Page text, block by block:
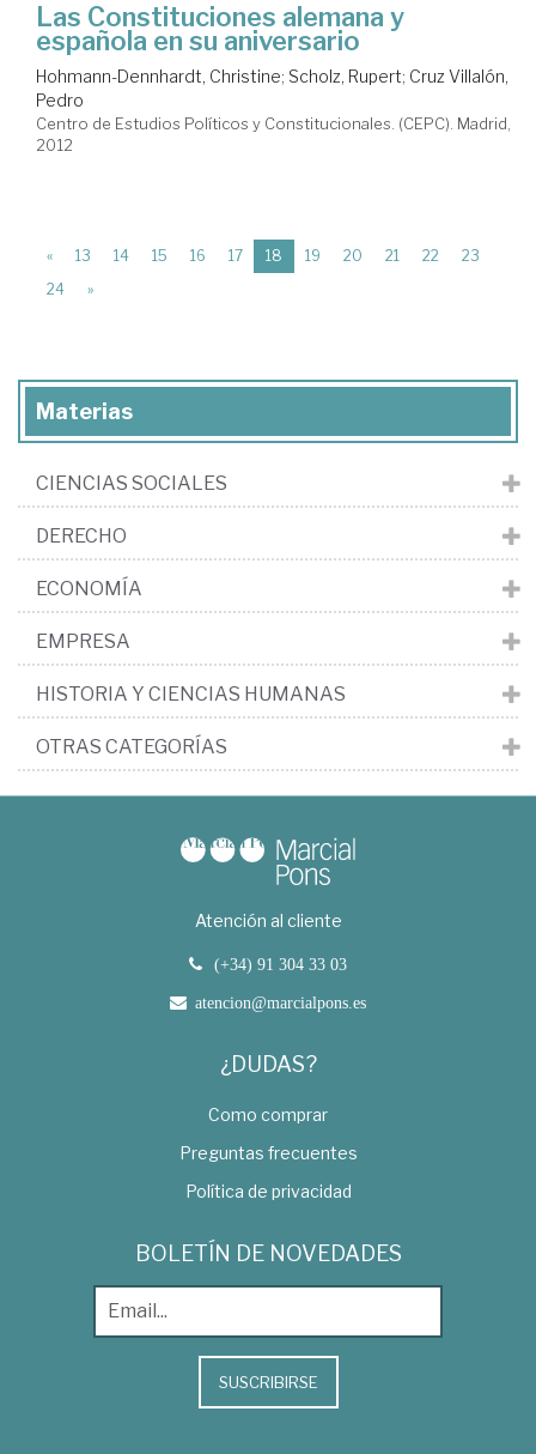
Las Constituciones alemana y
española en su aniversario
Hohmann-Dennhardt, Christine; Scholz, Rupert; Cruz Villalón,
Pedro
Centro de Estudios Políticos y Constitucionales. (CEPC). Madrid,
2012
« 13 14 15 16 17 18 (current)
19 20 21 22
23
24
»
Materias
CIENCIAS SOCIALES
DERECHO
ECONOMÍA
EMPRESA
HISTORIA Y CIENCIAS HUMANAS
OTRAS CATEGORÍAS
Atención al cliente
(+34) 91 304 33 03
atencion@marcialpons.es
¿DUDAS?
Como comprar
Preguntas frecuentes
Política de privacidad
BOLETÍN DE NOVEDADES
SUSCRIBIRSE